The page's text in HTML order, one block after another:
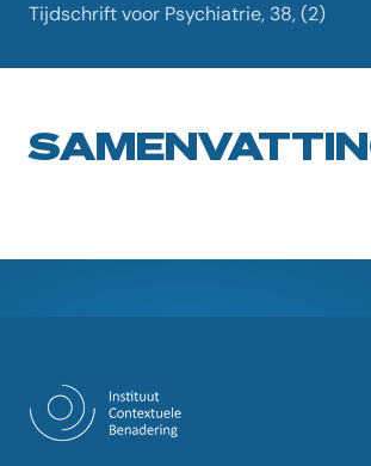
Tijdschrift voor Psychiatrie, 38, (2)